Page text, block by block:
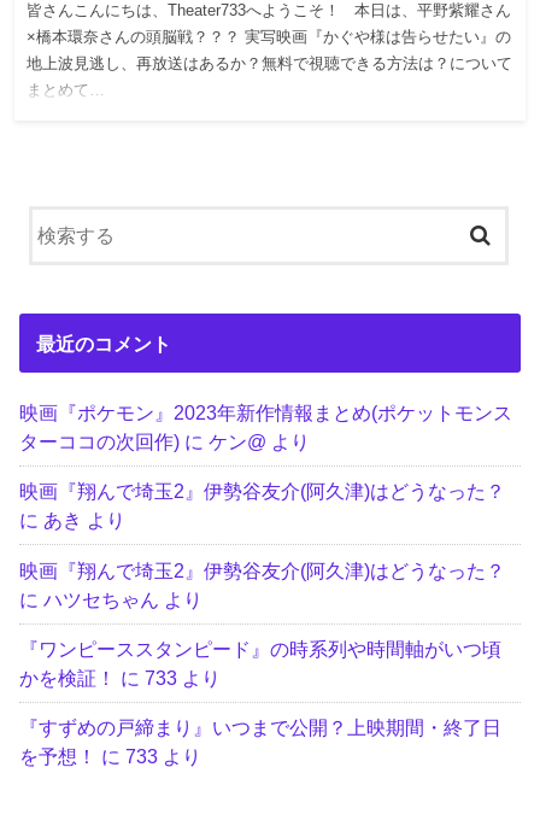
皆さんこんにちは、Theater733へようこそ！ 本日は、平野紫耀さん
×橋本環奈さんの頭脳戦？？？ 実写映画『かぐや様は告らせたい』の
地上波見逃し、再放送はあるか？無料で視聴できる方法は？について
まとめて…
最近のコメント
映画『ポケモン』2023年新作情報まとめ(ポケットモンス
ターココの次回作) にケン@ より
映画『翔んで埼玉2』伊勢谷友介(阿久津)はどうなった？
に あき より
映画『翔んで埼玉2』伊勢谷友介(阿久津)はどうなった？
に ハツセちゃん より
『ワンピーススタンピード』の時系列や時間軸がいつ頃
かを検証！
に733 より
『すずめの戸締まり』いつまで公開？上映期間・終了日
を予想！
に733 より